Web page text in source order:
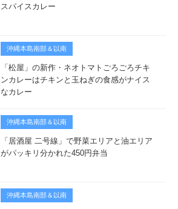
スパイスカレー
沖縄本島南部＆以南
「松屋」の新作・ネオトマトごろごろチキ
ンカレーはチキンと玉ねぎの食感がナイス
なカレー
沖縄本島南部＆以南
「居酒屋 二号線」で野菜エリアと油エリア
がパッキリ分かれた450円弁当
沖縄本島南部＆以南